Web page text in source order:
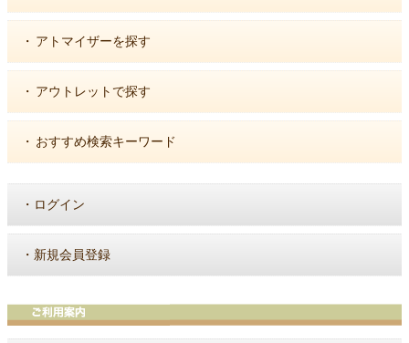
・ アトマイザーを探す
・ アウトレットで探す
・ おすすめ検索キーワード
・ ログイン
・ 新規会員登録